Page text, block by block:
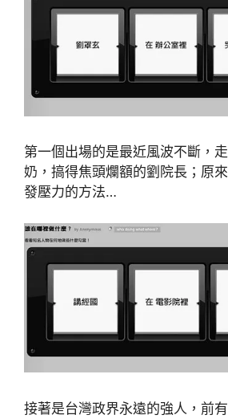
第一個出場的是最近風波不斷，
奶，搞得焦頭爛額的劉院長；原
發壓力的方法…
接著是台灣政界永遠的強人，前